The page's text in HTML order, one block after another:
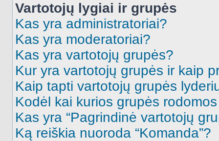
Vartotojų lygiai ir grupės
Kas yra administratoriai?
Kas yra moderatoriai?
Kas yra vartotojų grupės?
Kur yra vartotojų grupės ir kaip
Kaip tapti vartotojų grupės
Kodėl kai kurios grupės
Kas yra “Pagrindinė vartotojų
Ką reiškia nuoroda “Komanda”?